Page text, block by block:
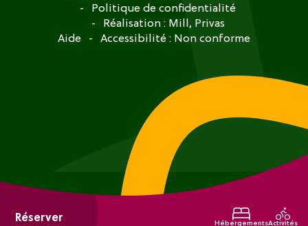
Réserver HébergementsActivités
Politique de confidentialité
Réalisation : Mill, Privas
Aide
Accessibilité : Non conforme